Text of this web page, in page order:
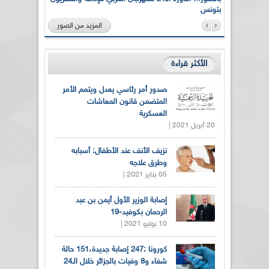
بتونس
المزيد من الصور
الأكثر قراءة
صدور أمر رئاسي يعدل ويتمم الأمر
المتضمن قانون المعاشات
العسكرية
20 أبريل 2021 |
نزيف الأنف عند الأطفال: أسبابه
وطرق علاجه
05 يناير 2021 |
إصابة الوزير الأول أيمن بن عبد
الرحمان بكوفيد-19
10 يوليو 2021 |
كورونا :247 إصابة جديدة،151 حالة
شفاء و8 وفيات بالجزائر خلال الـ24